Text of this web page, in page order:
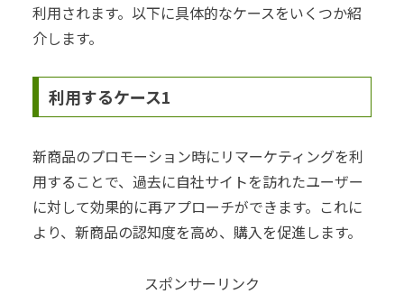
利用されます。以下に具体的なケースをいくつか紹
介します。
利用するケース1
新商品のプロモーション時にリマーケティングを利
用することで、過去に自社サイトを訪れたユーザー
に対して効果的に再アプローチができます。これに
より、新商品の認知度を高め、購入を促進します。
スポンサーリンク